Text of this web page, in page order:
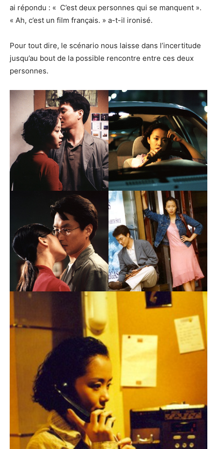
ai répondu : « C’est deux personnes qui se manquent ».
« Ah, c’est un film français. » a-t-il ironisé.
Pour tout dire, le scénario nous laisse dans l’incertitude
jusqu’au bout de la possible rencontre entre ces deux
personnes.